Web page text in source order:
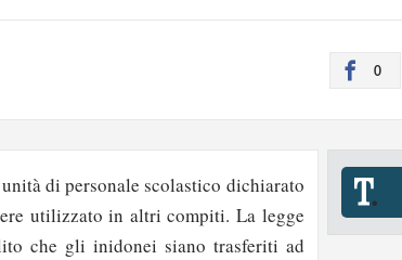
0
di personale scolastico dichiarato
utilizzato in altri compiti. La legge
che gli inidonei siano trasferiti ad